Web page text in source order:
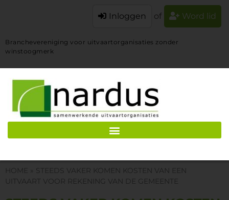
Branchevereniging voor uitvaartorganisaties zonder
winstoogmerk
Inloggen of Word lid
HOME
STEEDS VAKER KOMEN KOSTEN VAN EEN
UITVAART VOOR REKENING VAN DE GEMEENTE